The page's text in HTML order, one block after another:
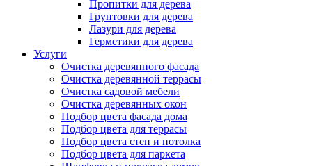
Пропитки для дерева
Грунтовки для дерева
Лазури для дерева
Герметики для дерева
Услуги
Очистка деревянного фасада
Очистка деревянной террасы
Очистка садовой мебели
Очистка деревянных окон
Подбор цвета фасада дома
Подбор цвета для террасы
Подбор цвета стен и потолка
Подбор цвета для паркета